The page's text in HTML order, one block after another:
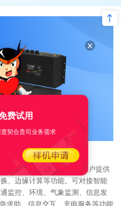
络、有线宽带、光纤为用户提供
、边缘计算等功能。可对接智能
监控、环境、气象监测、信息发
求助、信息交互、充电服务等功能
费试用
契合贵司业务需求